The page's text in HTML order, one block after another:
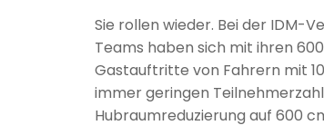
Sie rollen wieder. Bei der IDM-
Teams haben sich mit ihren
Gastauftritte von Fahrern mit
immer geringen
Hubraumreduzierung auf 600